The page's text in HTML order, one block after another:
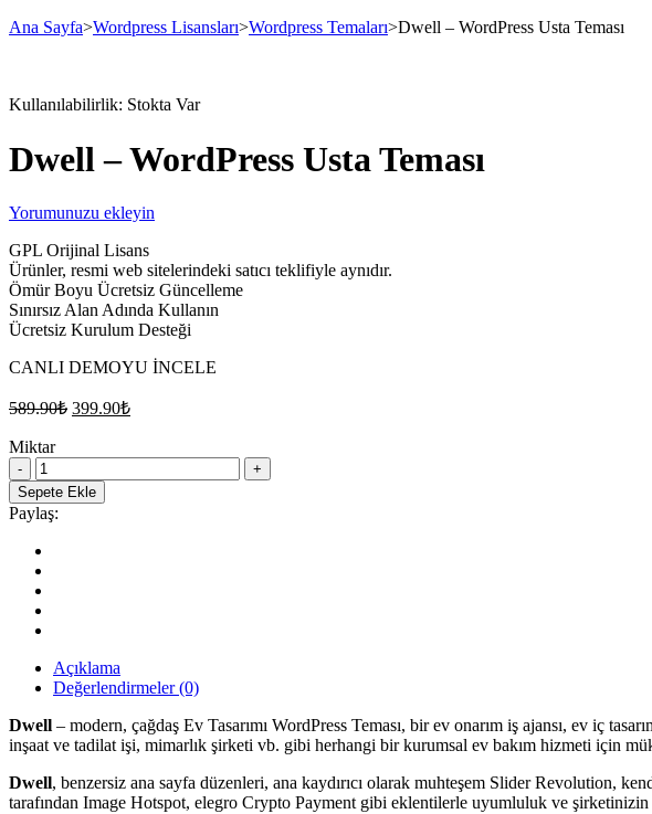
Ana Sayfa>Wordpress Lisansları>Wordpress Temaları>Dwell – WordPress Usta Teması
Kullanılabilirlik: Stokta Var
Dwell – WordPress Usta Teması
Yorumunuzu ekleyin
GPL Orijinal Lisans
Ürünler, resmi web sitelerindeki satıcı teklifiyle aynıdır.
Ömür Boyu Ücretsiz Güncelleme
Sınırsız Alan Adında Kullanın
Ücretsiz Kurulum Desteği
CANLI DEMOYU İNCELE
589.90₺ Orijinal
399.90₺Şu
Miktar
Dwell
–
WordPress
Usta
Teması
quantity
Sepete Ekle
Paylaş:
Açıklama
Değerlendirmeler (0)
Dwell – modern, çağdaş Ev Tasarımı WordPress Teması, bir ev onarım iş ajansı, ev iç
inşaat ve tadilat işi, mimarlık şirketi vb. gibi herhangi bir kurumsal ev bakım hizmeti için
Dwell, benzersiz ana sayfa düzenleri, ana kaydırıcı olarak muhteşem Slider Revolution,
tarafından Image Hotspot, elegro Crypto Payment gibi eklentilerle uyumluluk ve